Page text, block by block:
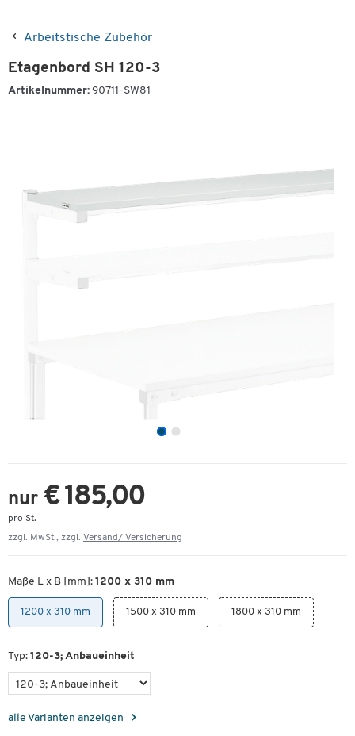
Arbeitstische Zubehör
Etagenbord SH 120-3
Artikelnummer: 90711-SW81
nur € 185,00
pro St.
zzgl. MwSt., zzgl. Versand/ Versicherung
Maße L x B [mm]: 1200 x 310 mm
1200 x 310 mm 1500 x 310 mm 1800 x 310 mm
Typ: 120-3; Anbaueinheit
alle Varianten anzeigen